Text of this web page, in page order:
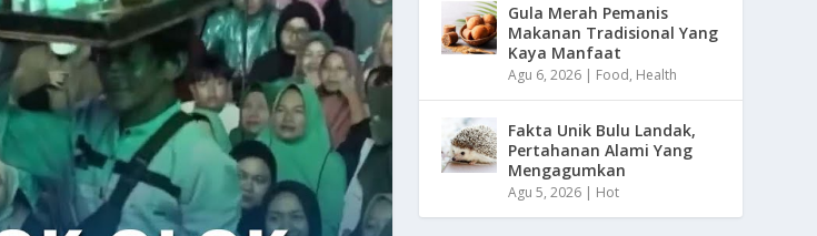
Gula Merah Pemanis
Makanan Tradisional Yang
Kaya Manfaat
Agu 6, 2026 | Food, Health
Fakta Unik Bulu Landak,
Pertahanan Alami Yang
Mengagumkan
Agu 5, 2026 | Hot